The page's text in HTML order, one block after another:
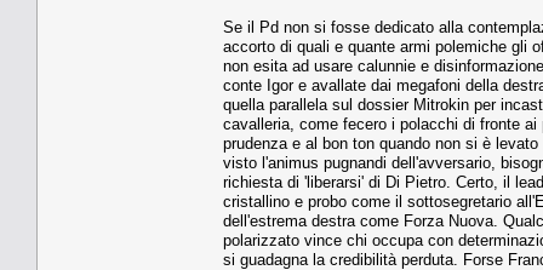
Se il Pd non si fosse dedicato alla
accorto di quali e quante armi polemiche gli
non esita ad usare calunnie e
conte Igor e avallate dai megafoni della
quella parallela sul dossier Mitrokin per
cavalleria, come fecero i polacchi di fronte
prudenza e al bon ton quando non si è
visto l'animus pugnandi dell'avversario,
richiesta di 'liberarsi' di Di Pietro. Certo, il
cristallino e probo come il sottosegretario
dell'estrema destra come Forza Nuova.
polarizzato vince chi occupa con
si guadagna la credibilità perduta. Forse